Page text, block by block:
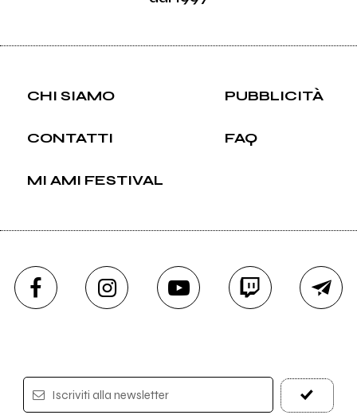
CHI SIAMO PUBBLICITÀ
CONTATTI FAQ
MI AMI FESTIVAL
Iscriviti alla newsletter